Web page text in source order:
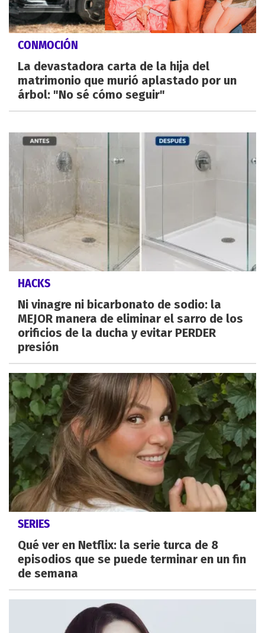
CONMOCIÓN
La devastadora carta de la hija del
matrimonio que murió aplastado por un
árbol: "No sé cómo seguir"
HACKS
Ni vinagre ni bicarbonato de sodio: la
MEJOR manera de eliminar el sarro de los
orificios de la ducha y evitar PERDER
presión
SERIES
Qué ver en Netflix: la serie turca de 8
episodios que se puede terminar en un fin
de semana